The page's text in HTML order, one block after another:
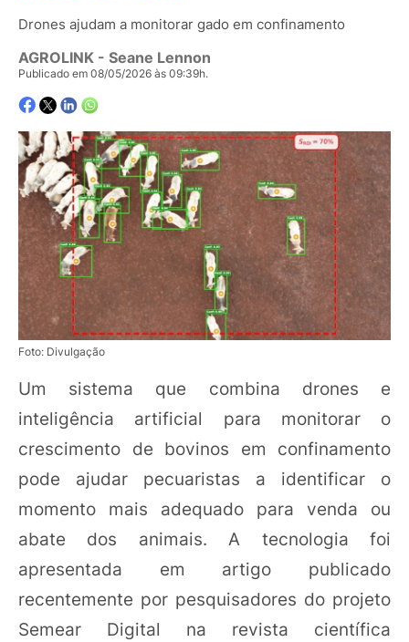
Drones ajudam a monitorar gado em confinamento
AGROLINK - Seane Lennon
Publicado em 08/05/2026 às 09:39h.
Foto: Divulgação
Um sistema que combina drones e
inteligência artificial para monitorar o
crescimento de bovinos em confinamento
pode ajudar pecuaristas a identificar o
momento mais adequado para venda ou
abate dos animais. A tecnologia foi
apresentada em artigo publicado
recentemente por pesquisadores do projeto
Semear Digital na revista científica